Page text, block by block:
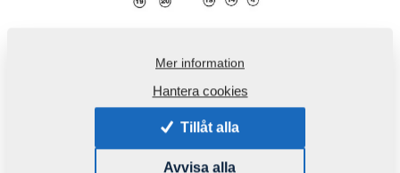
Produktkod: m86153AR
Mer information
Hantera cookies
Tillåt alla
Avvisa alla